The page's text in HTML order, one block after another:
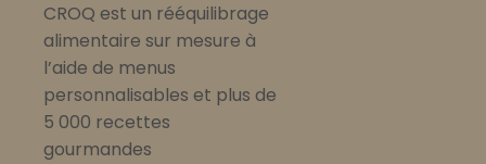
CROQ est un rééquilibrage
alimentaire sur mesure à
l’aide de menus
personnalisables et plus de
5 000 recettes
gourmandes